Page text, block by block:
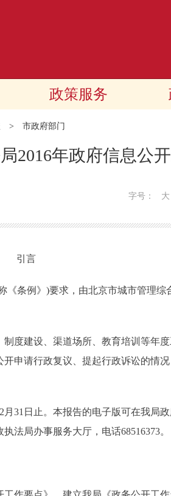
政策服务
> 市政府部门
2016年政府信息公
字号： 大
引言
例》)要求，由北京市城市管理综
建设、渠道场所、教育培训等年
申请行政复议、提起行政诉讼的情
日止。本报告的电子版可在我局政
法局办事服务大厅，电话68516373。